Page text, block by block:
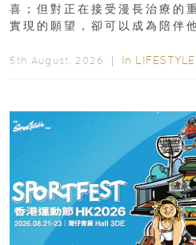
喜；但對正在接受漫長治療的
實現的願望，卻可以成為陪伴
5th August, 2026 ｜ In LIFESTYLE